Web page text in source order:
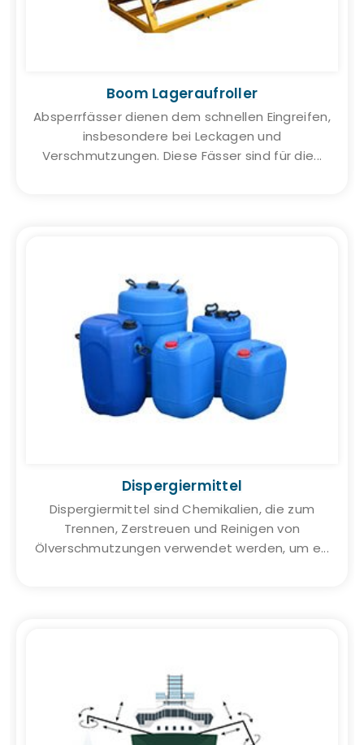
Boom Lageraufroller
Absperrfässer dienen dem schnellen Eingreifen,
insbesondere bei Leckagen und
Verschmutzungen. Diese Fässer sind für die...
Dispergiermittel
Dispergiermittel sind Chemikalien, die zum
Trennen, Zerstreuen und Reinigen von
Ölverschmutzungen verwendet werden, um e...